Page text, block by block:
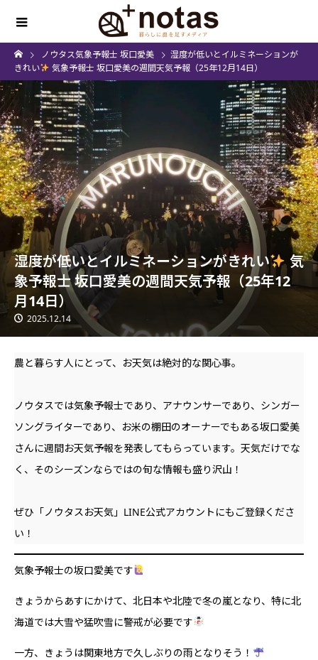
ノウタス気象予報士 坂口愛美
湿度が低いとイルミネーションが
きれい
気象予報士 坂口愛美の週間天気予報（25年12月14日）
湿度が低いとイルミネーションがきれい
気
象予報士 坂口愛美の週間天気予報（25年12
月14日）
2025.12.14
農と暮らす人にとって、お天気は絶対的な関心事。
ノウタスでは気象予報士であり、アナウンサーであり、シンガー
ソングライターであり、お米の棚田のオーナーでもある坂口愛美
さんに週間お天気予報を発表してもらっています。天気だけでな
く、そのシーズンならではの旬な情報も盛り沢山！
ぜひ「ノウタスお天気」LINE公式アカウントにもご登録くださ
い！
気象予報士の坂口愛美です
きょうからあすにかけて、北日本や北陸で冬の嵐となり、特に北
海道では大雪や猛吹雪に警戒が必要です
一方、きょうは関東地方で久しぶりの雨となりそう！